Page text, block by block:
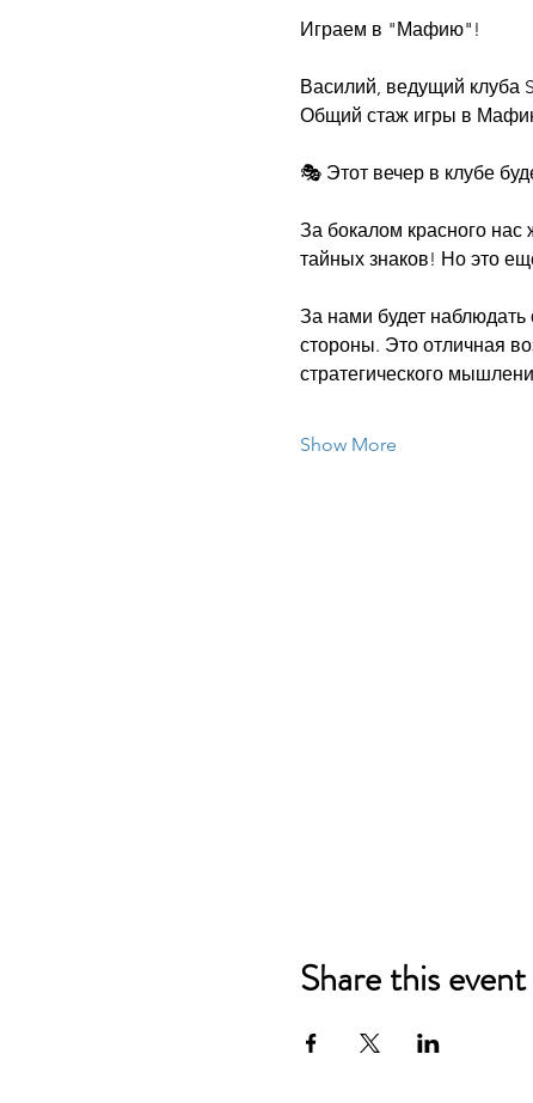
Играем в "Мафию"!
Василий, ведущий клуба
Общий стаж игры в Мафию
🎭 Этот вечер в клубе
За бокалом красного
тайных знаков! Но это
За нами будет
стороны. Это отличная
стратегического
Show More
Share this event